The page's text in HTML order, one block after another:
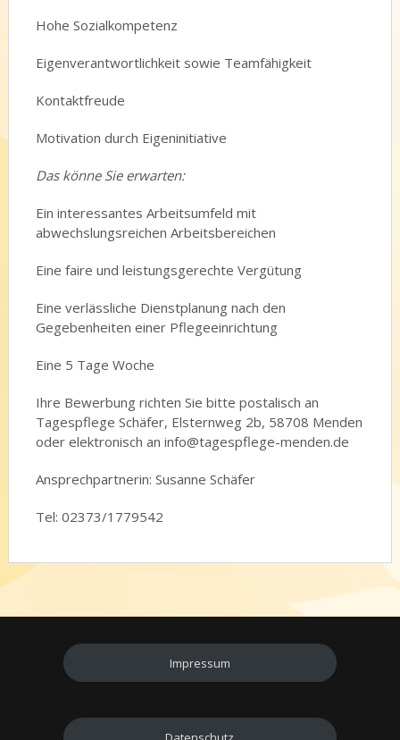
Hohe Sozialkompetenz
Eigenverantwortlichkeit sowie Teamfähigkeit
Kontaktfreude
Motivation durch Eigeninitiative
Das könne Sie erwarten:
Ein interessantes Arbeitsumfeld mit
abwechslungsreichen Arbeitsbereichen
Eine faire und leistungsgerechte Vergütung
Eine verlässliche Dienstplanung nach den
Gegebenheiten einer Pflegeeinrichtung
Eine 5 Tage Woche
Ihre Bewerbung richten Sie bitte postalisch an
Tagespflege Schäfer, Elsternweg 2b, 58708 Menden
oder elektronisch an info@tagespflege-menden.de
Ansprechpartnerin: Susanne Schäfer
Tel: 02373/1779542
Impressum